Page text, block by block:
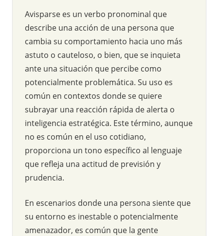
mundo
Avisparse es un verbo pronominal que
describe una acción de una persona que
cambia su comportamiento hacia uno más
astuto o cauteloso, o bien, que se inquieta
ante una situación que percibe como
potencialmente problemática. Su uso es
común en contextos donde se quiere
subrayar una reacción rápida de alerta o
inteligencia estratégica. Este término, aunque
no es común en el uso cotidiano,
proporciona un tono específico al lenguaje
que refleja una actitud de previsión y
prudencia.
En escenarios donde una persona siente que
su entorno es inestable o potencialmente
amenazador, es común que la gente